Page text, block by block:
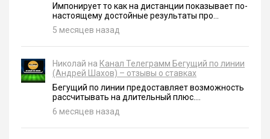
Импонирует то как на дистанции показывает по-
настоящему достойные результаты про...
5 месяцев назад
Николай на Канал Телеграмм Бегущий по линии
(Андрей Шахов) – отзывы о ставках
Бегущий по линии предоставляет возможность
рассчитывать на длительный плюс....
6 месяцев назад